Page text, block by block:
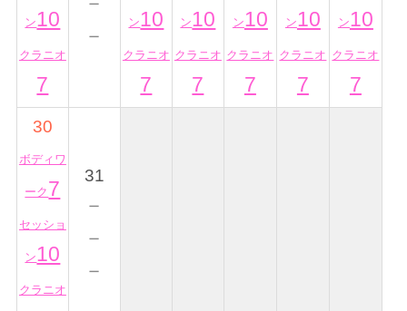
ン10
クラニオ
7
－
ン10
クラニオ
7
ン10
クラニオ
7
ン10
クラニオ
7
ン10
クラニオ
7
ン10
クラニオ
7
30
ボディワ
ーク 7
セッショ
ン10
クラニオ
31
－
－
－